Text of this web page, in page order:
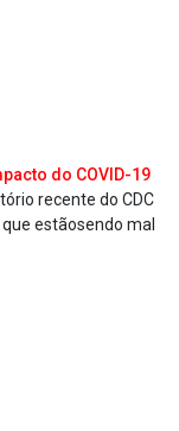
do COVID-19
recente do CDC
estãosendo mal